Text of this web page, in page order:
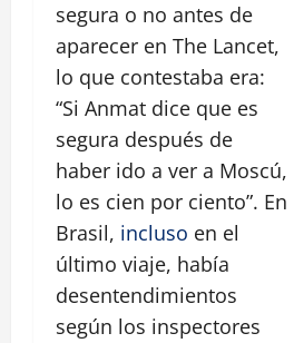
segura o no antes de
aparecer en The Lancet,
lo que contestaba era:
“Si Anmat dice que es
segura después de
haber ido a ver a Moscú,
lo es cien por ciento”. En
Brasil, incluso en el
último viaje, había
desentendimientos
según los inspectores